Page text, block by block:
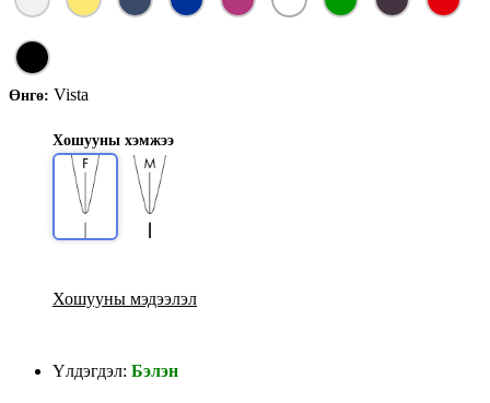
Өнгө: Vista
Хошууны хэмжээ
Хошууны мэдээлэл
Үлдэгдэл: Бэлэн